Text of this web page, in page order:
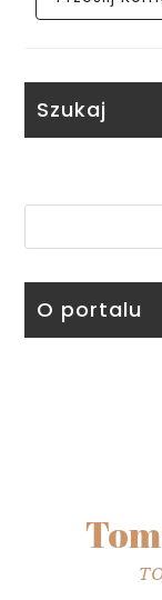
Szukaj
O portalu